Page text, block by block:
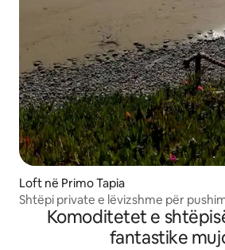
Loft në Primo Tapia
Shtëpi private e lëvizshme për
plazhi i bukur
Komoditetet e
fantastike